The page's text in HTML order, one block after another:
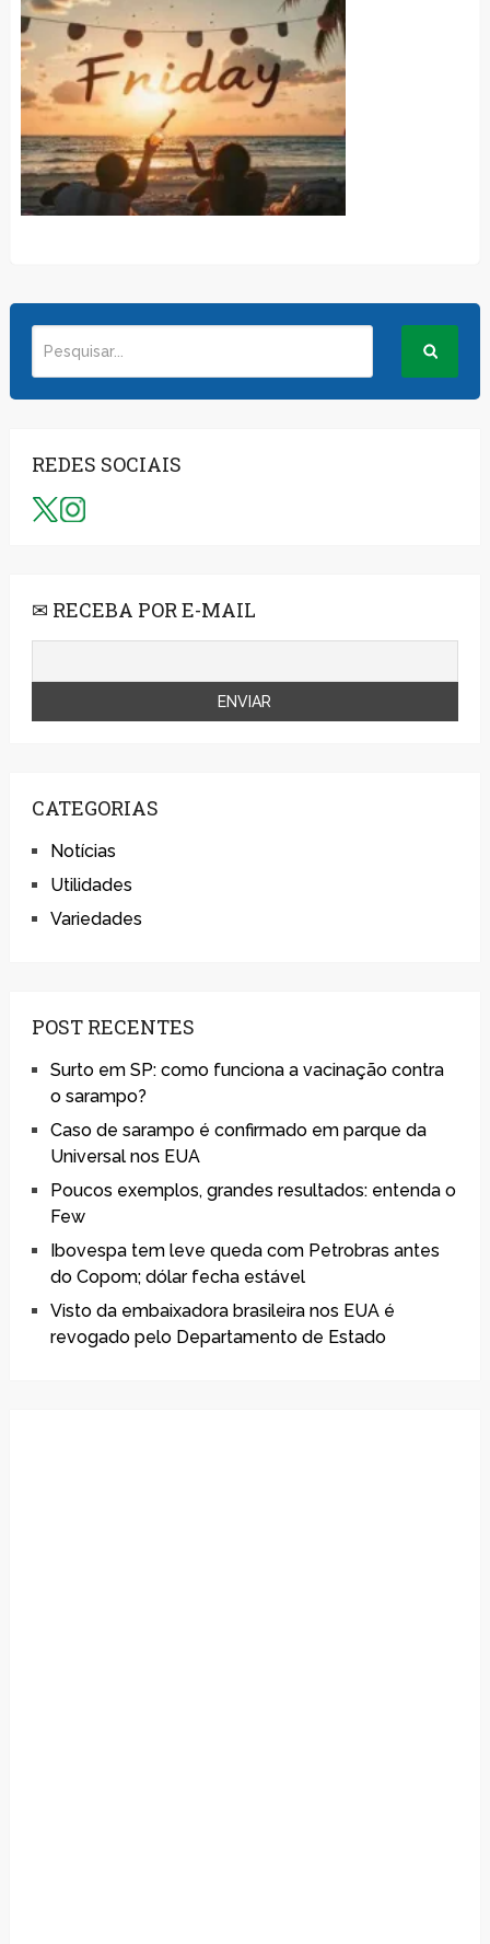
REDES SOCIAIS
✉ RECEBA POR E-MAIL
CATEGORIAS
Notícias
Utilidades
Variedades
POST RECENTES
Surto em SP: como funciona a vacinação contra
o sarampo?
Caso de sarampo é confirmado em parque da
Universal nos EUA
Poucos exemplos, grandes resultados: entenda o
Few
Ibovespa tem leve queda com Petrobras antes
do Copom; dólar fecha estável
Visto da embaixadora brasileira nos EUA é
revogado pelo Departamento de Estado